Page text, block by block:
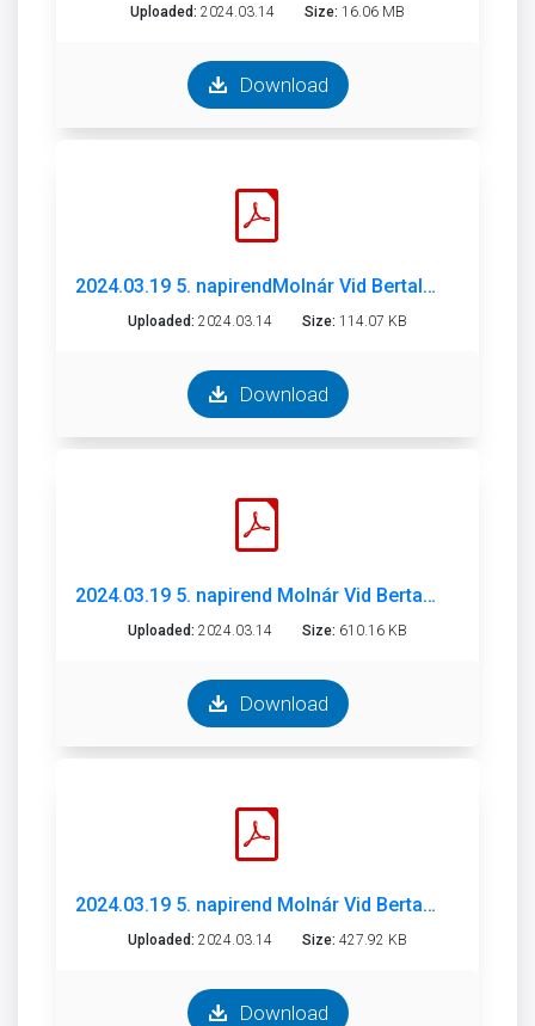
Uploaded: 2024.03.14 Size: 16.06 MB
Download
2024.03.19 5. napirendMolnár Vid Bertalan Művelődési Központ előterjesztés.pdf
Uploaded: 2024.03.14 Size: 114.07 KB
Download
2024.03.19 5. napirend Molnár Vid Bertalan MK Munkaterv és Szolgáltatási terv 2024 .pdf
Uploaded: 2024.03.14 Size: 610.16 KB
Download
2024.03.19 5. napirend Molnár Vid Bertalan MK Beszámoló 2023.pdf
Uploaded: 2024.03.14 Size: 427.92 KB
Download